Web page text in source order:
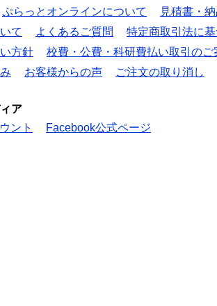
ぷらっとオンラインについて
見積書・
て
よくあるご質問
特定商取引法に
方針
校費・公費・科研費払い取引のご
お客様からの声 ご注文の取り消し
ア
ント
Facebook公式ページ